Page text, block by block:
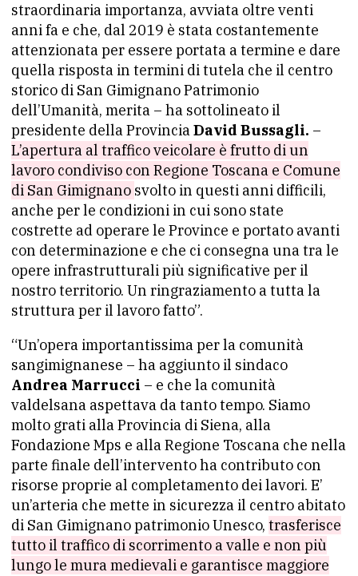
straordinaria importanza, avviata oltre venti
anni fa e che, dal 2019 è stata costantemente
attenzionata per essere portata a termine e dare
quella risposta in termini di tutela che il centro
storico di San Gimignano Patrimonio
dell’Umanità, merita – ha sottolineato il
presidente della ProvinciaDavid Bussagli. –
L’apertura al traffico veicolare è frutto di un
lavoro condiviso con Regione Toscana e Comune
di San Gimignano svolto in questi anni difficili,
anche per le condizioni in cui sono state
costrette ad operare le Province e portato avanti
con determinazione e che ci consegna una tra le
opere infrastrutturali più significative per il
nostro territorio. Un ringraziamento a tutta la
struttura per il lavoro fatto”.
“Un’opera importantissima per la comunità
sangimignanese – ha aggiunto il sindaco
Andrea Marrucci – e che la comunità
valdelsana aspettava da tanto tempo. Siamo
molto grati alla Provincia di Siena, alla
Fondazione Mps e alla Regione Toscana che nella
parte finale dell’intervento ha contributo con
risorse proprie al completamento dei lavori. E’
un’arteria che mette in sicurezza il centro abitato
di San Gimignano patrimonio Unesco, trasferisce
tutto il traffico di scorrimento a valle e non più
lungo le mura medievali e garantisce maggiore